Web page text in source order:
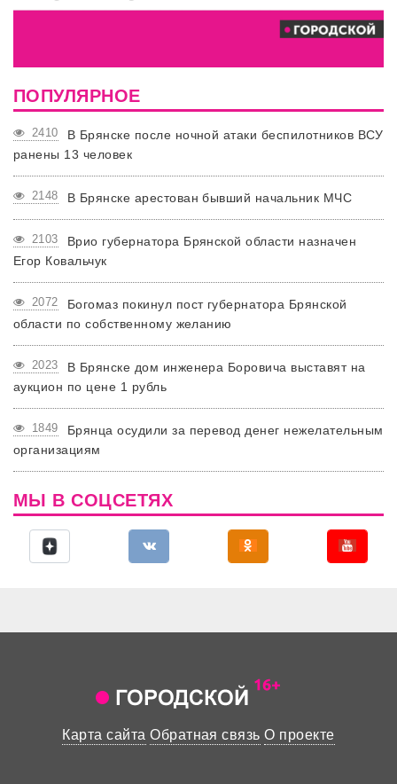
ПОПУЛЯРНОЕ
2410
В Брянске после ночной атаки беспилотников ВСУ
ранены 13 человек
2148 В Брянске арестован бывший начальник МЧС
2103
Врио губернатора Брянской области назначен
Егор Ковальчук
2072
Богомаз покинул пост губернатора Брянской
области по собственному желанию
2023
В Брянске дом инженера Боровича выставят на
аукцион по цене 1 рубль
1849
Брянца осудили за перевод денег нежелательным
организациям
МЫ В СОЦСЕТЯХ
Карта сайта Обратная связь О проекте